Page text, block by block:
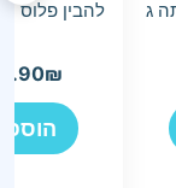
להבין פלוס 3 כיתה ה
₪